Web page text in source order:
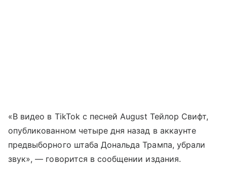
«В видео в TikTok с песней August Тейлор Свифт,
опубликованном четыре дня назад в аккаунте
предвыборного штаба Дональда Трампа, убрали
звук», — говорится в сообщении издания.